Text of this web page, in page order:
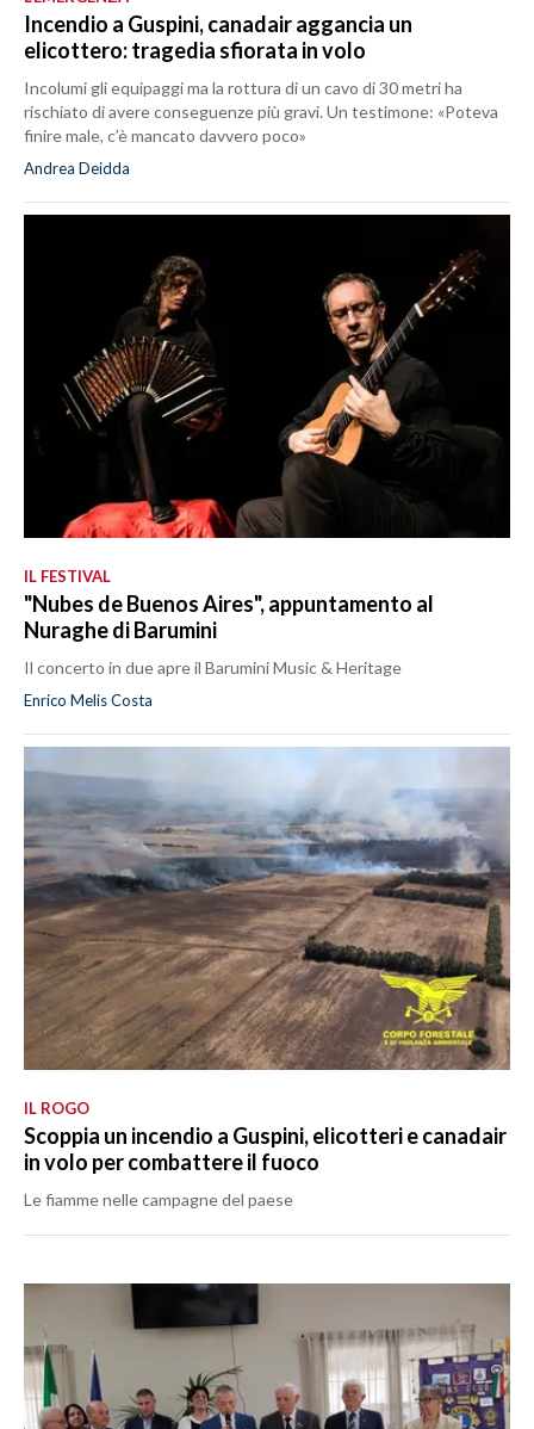
Incendio a Guspini, canadair aggancia un
elicottero: tragedia sfiorata in volo
Incolumi gli equipaggi ma la rottura di un cavo di 30 metri ha
rischiato di avere conseguenze più gravi. Un testimone: «Poteva
finire male, c’è mancato davvero poco»
Andrea Deidda
IL FESTIVAL
"Nubes de Buenos Aires", appuntamento al
Nuraghe di Barumini
Il concerto in due apre il Barumini Music & Heritage
Enrico Melis Costa
IL ROGO
Scoppia un incendio a Guspini, elicotteri e canadair
in volo per combattere il fuoco
Le fiamme nelle campagne del paese